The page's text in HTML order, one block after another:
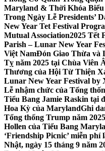
Maryland & Thời Khóa
Trong Ngày Lễ Presidents’
New Year Tet Festival
Mutual Association2025 Tết
Parish – Lunar New Year
Việt NamĐón Giao Thừa và
Tỵ năm 2025 tại Chùa Viên
Thương của Hội Từ Thiện
Lunar New Year Festival by
Lễ nhậm chức của Tổng
Tiểu Bang Jamie Raskin tại
Hoa Kỳ của MarylandGhi
Tổng thống Trump năm
Hollen của Tiểu Bang
‘Friendship Picnic’ miễn
Nhật, ngày 15 tháng 9 năm